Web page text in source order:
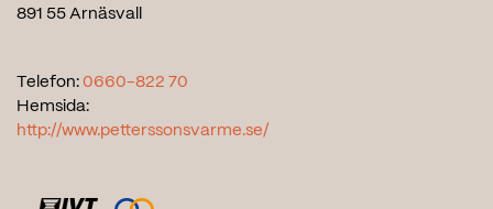
891 55 Arnäsvall
Telefon: 0660-822 70
Hemsida:
http://www.petterssonsvarme.se/